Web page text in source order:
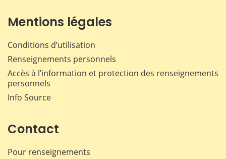
Mentions légales
Conditions d’utilisation
Renseignements personnels
Accès à l’information et protection des renseignements
personnels
Info Source
Contact
Pour renseignements